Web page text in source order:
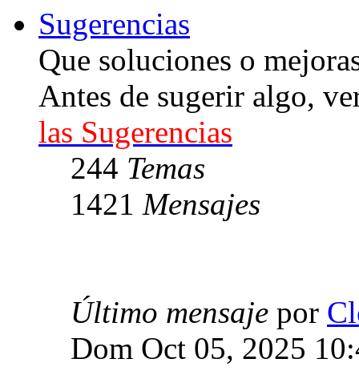
Sugerencias
Que soluciones o
Antes de sugerir algo,
las Sugerencias
244 Temas
1421 Mensajes
Último mensaje por
Dom Oct 05, 2025